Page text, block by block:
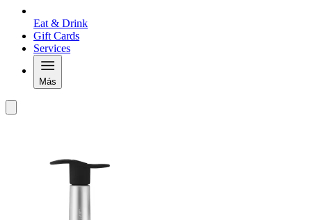
Eat & Drink
Gift Cards
Services
Más